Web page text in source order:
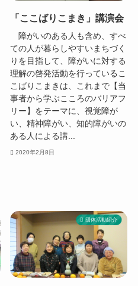
「ここばりこまき」講演会
障がいのある人も含め、すべ
ての人が暮らしやすいまちづく
りを目指して、障がいに対する
理解の啓発活動を行っているこ
こばりこまきは、これまで【当
事者から学ぶこころのバリアフ
リー】をテーマに、視覚障が
い、精神障がい、知的障がいの
ある人による講...
2020年2月8日
団体活動紹介